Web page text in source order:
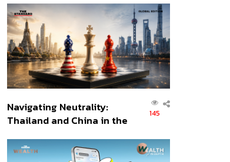
ส่วนยุทธศาสตร์ไทย –
อินโดนีเซีย
Navigating Neutrality:
Thailand and China in the
Order
145